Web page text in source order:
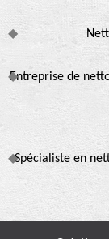
Entreprise de
Spécialiste en